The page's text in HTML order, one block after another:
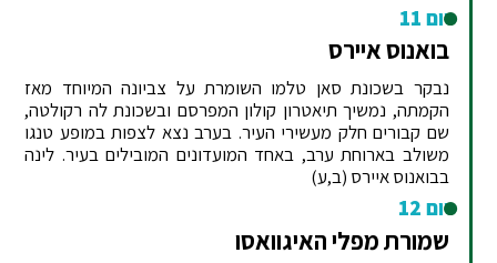
יום 11
בואנוס איירס
נבקר בשכונת סאן טלמו השומרת על צביונה המיוחד מאז
הקמתה, נמשיך תיאטרון קולון המפרסם ובשכונת לה רקולטה,
שם קבורים חלק מעשירי העיר. בערב נצא לצפות במופע טנגו
משולב בארוחת ערב, באחד המועדונים המובילים בעיר. לינה
בבואנוס איירס (ב,ע)
יום 12
שמורת מפלי האיגוואסו